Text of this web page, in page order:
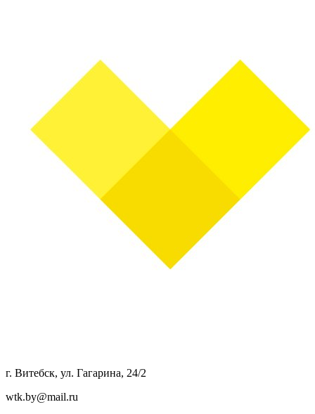
г. Витебск, ул. Гагарина, 24/2
wtk.by@mail.ru